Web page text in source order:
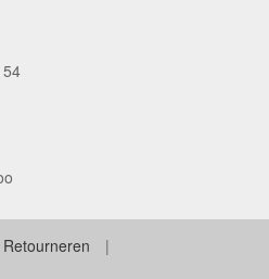
Retourneren